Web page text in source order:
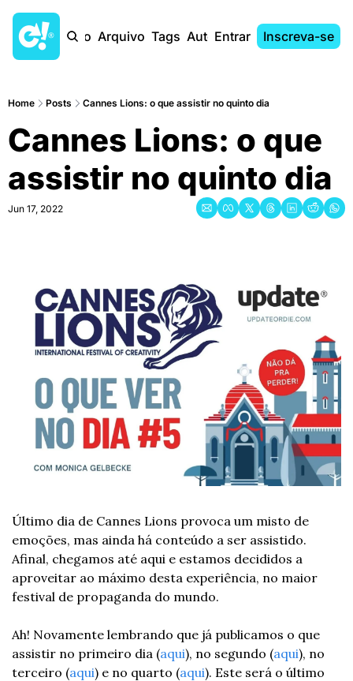
Início Arquivo Tags AutoresEntrar Inscreva-se
Home Posts Cannes Lions: o que assistir no quinto dia
Cannes Lions: o que
assistir no quinto dia
Jun 17, 2022
Último dia de Cannes Lions provoca um misto de
emoções, mas ainda há conteúdo a ser assistido.
Afinal, chegamos até aqui e estamos decididos a
aproveitar ao máximo desta experiência, no maior
festival de propaganda do mundo.
Ah! Novamente lembrando que já publicamos o que
assistir no primeiro dia (aqui), no segundo (aqui), no
terceiro (aqui) e no quarto (aqui). Este será o último